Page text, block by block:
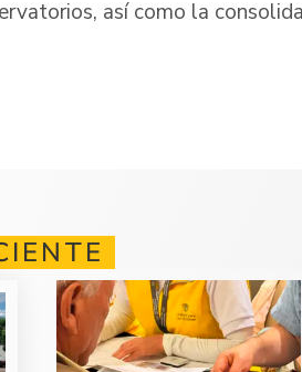
así como la